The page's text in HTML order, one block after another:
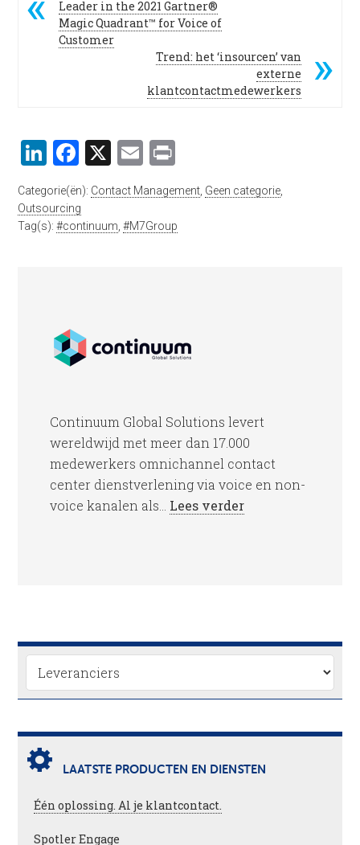
Leader in the 2021 Gartner®
Magic Quadrant™ for Voice of
Customer
Trend: het ‘insourcen’ van
externe
klantcontactmedewerkers
LinkedIn
Facebook
X Email
Categorie(ën): Contact Management Geen categorie
Outsourcing
Tag(s):#continuum ,#M7Group
Continuum Global Solutions levert
wereldwijd met meer dan 17.000
medewerkers omnichannel contact
center dienstverlening via voice en non-
voice kanalen als... Lees verder
LAATSTE PRODUCTEN EN DIENSTEN
Één oplossing. Al je klantcontact.
Spotler Engage